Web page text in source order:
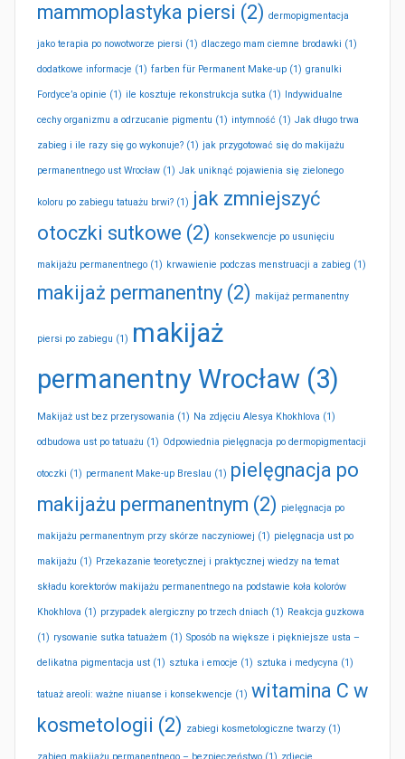
mammoplastyka piersi (2) dermopigmentacja
jako terapia po nowotworze piersi (1) dlaczego mam ciemne brodawki (1)
dodatkowe informacje (1) farben für Permanent Make-up (1) granulki
Fordyce’a opinie (1) ile kosztuje rekonstrukcja sutka (1) Indywidualne
cechy organizmu a odrzucanie pigmentu (1) intymność (1) Jak długo trwa
zabieg i ile razy się go wykonuje? (1) jak przygotować się do makijażu
permanentnego ust Wrocław (1) Jak uniknąć pojawienia się zielonego
koloru po zabiegu tatuażu brwi? (1) jak zmniejszyć
otoczki sutkowe (2) konsekwencje po usunięciu
makijażu permanentnego (1) krwawienie podczas menstruacji a zabieg (1)
makijaż permanentny (2) makijaż permanentny
piersi po zabiegu (1) makijaż
permanentny Wrocław (3)
Makijaż ust bez przerysowania (1) Na zdjęciu Alesya Khokhlova (1)
odbudowa ust po tatuażu (1) Odpowiednia pielęgnacja po dermopigmentacji
otoczki (1) permanent Make-up Breslau (1) pielęgnacja po
makijażu permanentnym (2) pielęgnacja po
makijażu permanentnym przy skórze naczyniowej (1) pielęgnacja ust po
makijażu (1) Przekazanie teoretycznej i praktycznej wiedzy na temat
składu korektorów makijażu permanentnego na podstawie koła kolorów
Khokhlova (1) przypadek alergiczny po trzech dniach (1) Reakcja guzkowa
(1) rysowanie sutka tatuażem (1) Sposób na większe i piękniejsze usta –
delikatna pigmentacja ust (1) sztuka i emocje (1) sztuka i medycyna (1)
tatuaż areoli: ważne niuanse i konsekwencje (1) witamina C w
kosmetologii (2) zabiegi kosmetologiczne twarzy (1)